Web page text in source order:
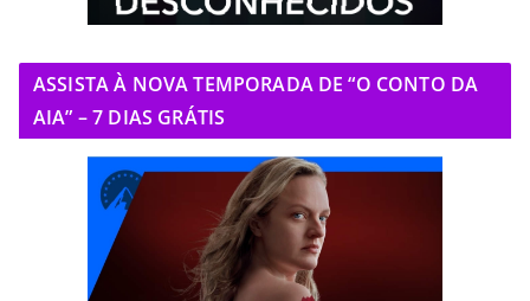
ASSISTA À NOVA TEMPORADA DE “O CONTO DA
AIA” – 7 DIAS GRÁTIS